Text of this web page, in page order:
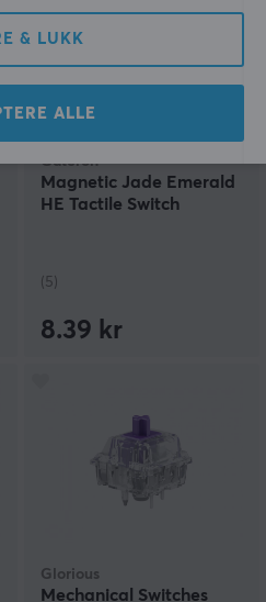
Gateron
Magnetic Jade Emerald
HE Tactile Switch
(5)
8.39 kr
Glorious
Mechanical Switches
& LUKK
ALLE